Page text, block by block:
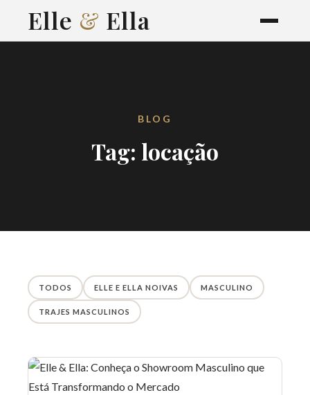
Elle & Ella
BLOG
Tag: locação
TODOS ELLE E ELLA NOIVAS MASCULINO
TRAJES MASCULINOS